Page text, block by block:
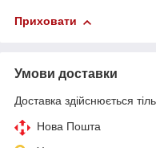
Приховати
Умови доставки
Доставка здійснюється
Нова Пошта